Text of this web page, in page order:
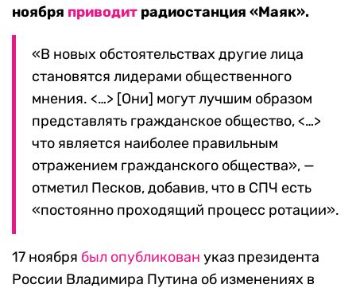
ноября приводит радиостанция «Маяк».
«В новых обстоятельствах другие лица
становятся лидерами общественного
мнения. <…> [Они] могут лучшим образом
представлять гражданское общество, <…>
что является наиболее правильным
отражением гражданского общества», —
отметил Песков, добавив, что в СПЧ есть
«постоянно проходящий процесс ротации».
17 ноября был опубликован указ президента
России Владимира Путина об изменениях в